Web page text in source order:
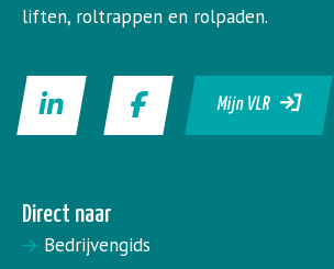
liften, roltrappen en rolpaden.
Mijn VLR
Direct naar
Bedrijvengids